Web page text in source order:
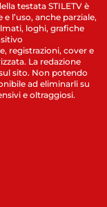
testata STILETV è
l’uso, anche parziale,
loghi, grafiche
registrazioni, cover e
La redazione
sito. Non potendo
ad eliminarli su
e oltraggiosi.